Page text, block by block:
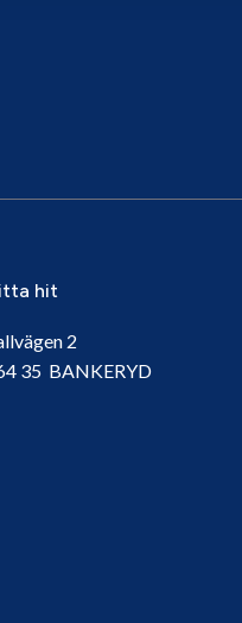
hit
2
35 BANKERYD